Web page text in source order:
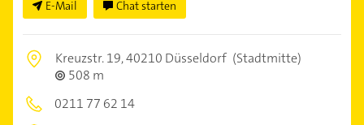
E-Mail Chat starten
Kreuzstr. 19,40210 Düsseldorf (Stadtmitte)
508 m
0211 77 62 14